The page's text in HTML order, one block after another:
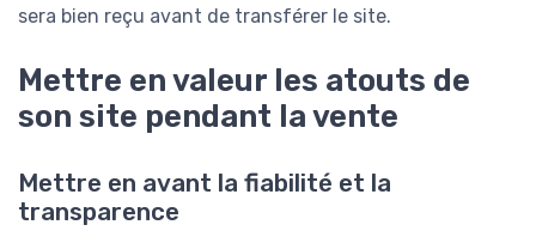
sera bien reçu avant de transférer le site.
Mettre en valeur les atouts de
son site pendant la vente
Mettre en avant la fiabilité et la
transparence